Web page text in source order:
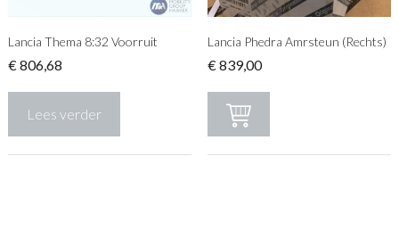
Lancia Thema 8:32 Voorruit
€ 806,68
Lees verder
Lancia Phedra Amrsteun (Rechts)
€ 839,00